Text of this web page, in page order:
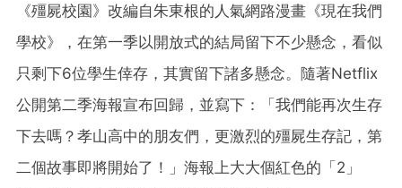
《殭屍校園》改編自朱東根的人氣網路漫畫《現在我們
學校》，在第一季以開放式的結局留下不少懸念，看似
只剩下6位學生倖存，其實留下諸多懸念。隨著Netflix
公開第二季海報宣布回歸，並寫下：「我們能再次生存
下去嗎？孝山高中的朋友們，更激烈的殭屍生存記，第
二個故事即將開始了！」海報上大大個紅色的「2」